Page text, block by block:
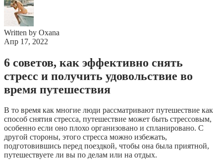
Written by Oxana
Апр 17, 2022
6 советов, как эффективно снять
стресс и получить удовольствие во
время путешествия
В то время как многие люди рассматривают путешествие как
способ снятия стресса, путешествие может быть стрессовым,
особенно если оно плохо организовано и спланировано. С
другой стороны, этого стресса можно избежать,
подготовившись перед поездкой, чтобы она была приятной,
путешествуете ли вы по делам или на отдых.